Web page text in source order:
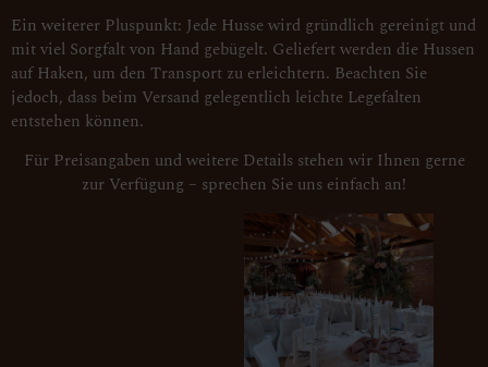
Ein weiterer Pluspunkt: Jede Husse wird gründlich gereinigt und
mit viel Sorgfalt von Hand gebügelt. Geliefert werden die Hussen
auf Haken, um den Transport zu erleichtern. Beachten Sie
jedoch, dass beim Versand gelegentlich leichte Legefalten
entstehen können.
Für Preisangaben und weitere Details stehen wir Ihnen gerne
zur Verfügung – sprechen Sie uns einfach an!